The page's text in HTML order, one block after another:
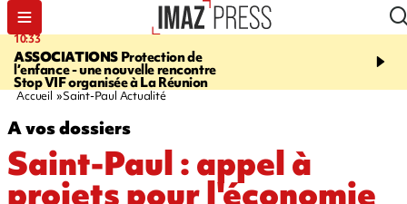
10:33
ASSOCIATIONSProtection de
l’enfance - une nouvelle rencontre
Stop VIF organisée à La Réunion
15:03
Vaste feu
l'ouest du pays, 20.000
Accueil Saint-Paul Actualité
A vos dossiers
Saint-Paul : appel à
projets pour l'économie